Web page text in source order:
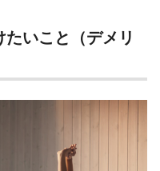
いこと（デメリ